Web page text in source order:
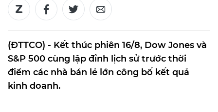
(ĐTTCO) - Kết thúc phiên 16/8, Dow Jones và
S&P 500 cùng lập đỉnh lịch sử trước thời
điểm các nhà bán lẻ lớn công bố kết quả
kinh doanh.